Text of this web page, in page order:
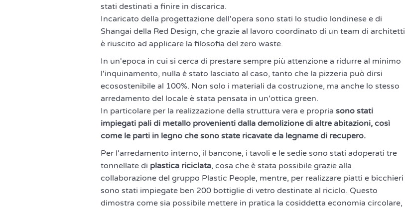
stati destinati a finire in discarica.
Incaricato della progettazione dell'opera sono stati lo studio londinese e di
Shangai della Red Design, che grazie al lavoro coordinato di un team di architetti
è riuscito ad applicare la filosofia del zero waste.
In un'epoca in cui si cerca di prestare sempre più attenzione a ridurre al minimo
l'inquinamento, nulla è stato lasciato al caso, tanto che la pizzeria può dirsi
ecosostenibile al 100%. Non solo i materiali da costruzione, ma anche lo stesso
arredamento del locale è stata pensata in un'ottica green.
In particolare per la realizzazione della struttura vera e propria sono stati
impiegati pali di metallo provenienti dalla demolizione di altre abitazioni, così
come le parti in legno che sono state ricavate da legname di recupero.
Per l'arredamento interno, il bancone, i tavoli e le sedie sono stati adoperati tre
tonnellate di plastica riciclata, cosa che è stata possibile grazie alla
collaborazione del gruppo Plastic People, mentre, per realizzare piatti e bicchieri
sono stati impiegate ben 200 bottiglie di vetro destinate al riciclo. Questo
dimostra come sia possibile mettere in pratica la cosiddetta economia circolare,